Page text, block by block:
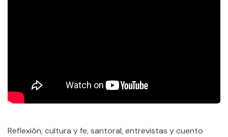
Reflexión, cultura y fe, santoral, entrevistas y cuento